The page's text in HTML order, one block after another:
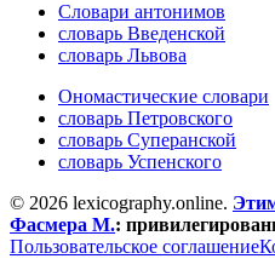
Словари антонимов
словарь Введенской
словарь Львова
Ономастические словари
словарь Петровского
словарь Суперанской
словарь Успенского
© 2026 lexicography.online.
Фасмера М.:
Пользовательское соглашение